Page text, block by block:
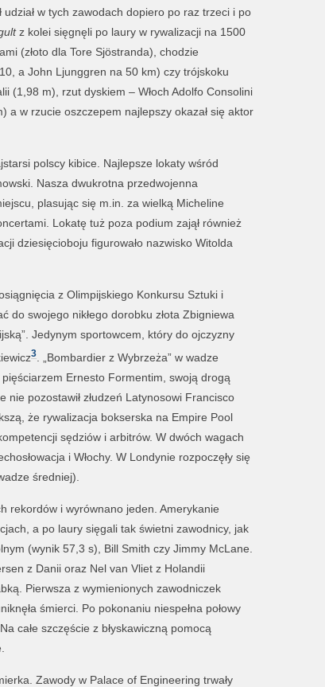
w tych zawodach dopiero po raz trzeci i po
z kolei sięgnęli po laury w rywalizacji na 1500
(złoto dla Tore Sjöstranda), chodzie
a John Ljunggren na 50 km) czy trójskoku
(1,98 m), rzut dyskiem – Włoch Adolfo Consolini
a w rzucie oszczepem najlepszy okazał się aktor
polscy kibice. Najlepsze lokaty wśród
Nasza dwukrotna przedwojenna
plasując się m.in. za wielką Micheline
Lokatę tuż poza podium zajął również
dziesięcioboju figurowało nazwisko Witolda
z Olimpijskiego Konkursu Sztuki i
do swojego nikłego dorobku złota Zbigniewa
Jedynym sportowcem, który do ojczyzny
3. „Bombardier z Wybrzeża” w wadze
Ernesto Formentim, swoją drogą
pozostawił złudzeń Latynosowi Francisco
że rywalizacja bokserska na Empire Pool
sędziów i arbitrów. W dwóch wagach
i Włochy. W Londynie rozpoczęły się
średniej).
rekordów i wyrównano jeden. Amerykanie
a po laury sięgali tak świetni zawodnicy, jak
(wynik 57,3 s), Bill Smith czy Jimmy McLane.
z Danii oraz Nel van Vliet z Holandii
Pierwsza z wymienionych zawodniczek
śmierci. Po pokonaniu niespełna połowy
całe szczęście z błyskawiczną pomocą
Zawody w Palace of Engineering trwały